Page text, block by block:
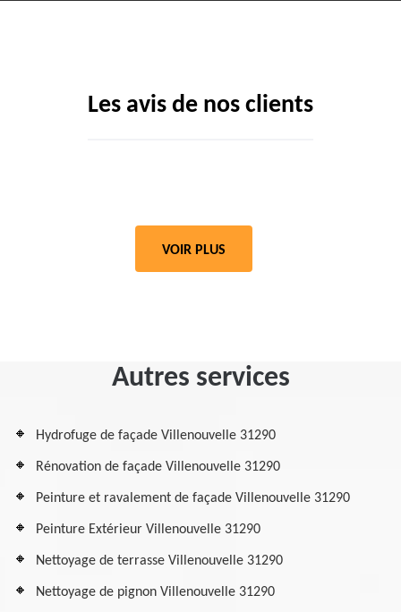
Les avis de nos clients
VOIR PLUS
Autres services
Hydrofuge de façade Villenouvelle 31290
Rénovation de façade Villenouvelle 31290
Peinture et ravalement de façade Villenouvelle 31290
Peinture Extérieur Villenouvelle 31290
Nettoyage de terrasse Villenouvelle 31290
Nettoyage de pignon Villenouvelle 31290